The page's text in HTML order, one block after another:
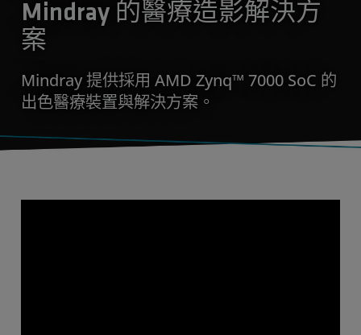
Mindray 的醫療造影解決方
案
Mindray 提供採用 AMD Zynq™ 7000 SoC 的
出色醫療裝置與解決方案。